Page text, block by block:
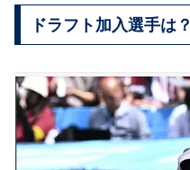
ドラフト加入選手は？